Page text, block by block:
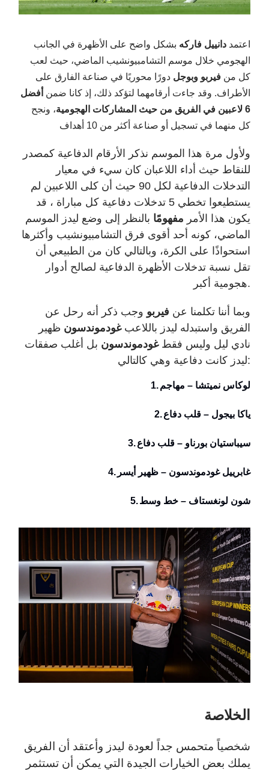
اعتمد دانييل فاركه بشكل واضح على الأظهرة في الجانب
الهجومي خلال موسم التشامبيونشيب الماضي، حيث لعب
كل من فيربو وبوجل دورًا محوريًا في صناعة الفارق على
الأطراف. وقد جاءت أرقامهما لتؤكد ذلك، إذ كانا ضمن أفضل
6 لاعبين في الفريق من حيث المشاركات الهجومية
، ونجح
كل منهما في تسجيل أو صناعة أكثر من 10 أهداف
ولأول مرة هذا الموسم نذكر الأرقام الدفاعية كمصدر
للنقاط حيث أداء اللاعبان كان سيء في معيار
التدخلات الدفاعية لكل 90 حيث أن كلى اللاعبين لم
يستطيعوا تخطي 5 تدخلات دفاعية كل مباراة ، قد
يكون هذا الأمر مفهومًا بالنظر إلى وضع ليدز الموسم
الماضي، كونه أحد أقوى فرق التشامبيونشيب وأكثرها
استحواذًا على الكرة، وبالتالي كان من الطبيعي أن
تقل نسبة تدخلات الأظهرة الدفاعية لصالح أدوار
هجومية أكبر.
وبما أننا تكلمنا عن فيربو وجب ذكر أنه رحل عن
الفريق واستبدله ليدز باللاعبغودموندسون ظهير
نادي ليل وليس فقطغودموندسون بل أغلب صفقات
ليدز كانت دفاعية وهي كالتالي:
1.لوكاس نميتشا – مهاجم
2.ياكا بيجول – قلب دفاع
3.سيباستيان بورناو – قلب دفاع
4. غابرييل غودموندسون – ظهير أيسر
5.شون لونغستاف – خط وسط
الخلاصة
شخصياً متحمس جداً لعودة ليدز وأعتقد أن الفريق
يملك بعض الخيارات الجيدة التي يمكن أن تستثمر